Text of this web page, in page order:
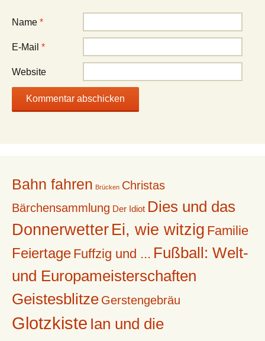
Name *
E-Mail *
Website
Bahn fahren Brücken Christas
Bärchensammlung Der Idiot Dies und das
Donnerwetter Ei, wie witzig Familie
Feiertage Fuffzig und ... Fußball: Welt-
und Europameisterschaften
Geistesblitze Gerstengebräu
Glotzkiste Ian und die